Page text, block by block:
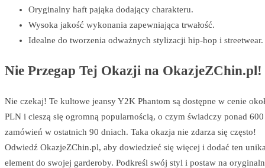
Oryginalny haft pająka dodający charakteru.
Wysoka jakość wykonania zapewniająca trwałość.
Idealne do tworzenia odważnych stylizacji hip-hop i streetwear.
Nie Przegap Tej Okazji na OkazjeZChin.pl!
Nie czekaj! Te kultowe jeansy Y2K Phantom są dostępne w cenie
PLN i cieszą się ogromną popularnością, o czym świadczy ponad 600
zamówień w ostatnich 90 dniach. Taka okazja nie zdarza się często!
Odwiedź OkazjeZChin.pl, aby dowiedzieć się więcej i dodać ten
element do swojej garderoby. Podkreśl swój styl i postaw na